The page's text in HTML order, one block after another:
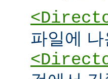
파일에